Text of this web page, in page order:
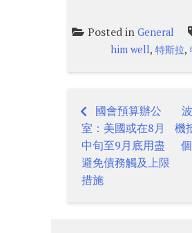
Posted in General
him well, 特斯拉,
Post
navigation
國會預算辦公
室：美國或在8月
中旬至9月底用盡
避免債務觸及上限
措施
機